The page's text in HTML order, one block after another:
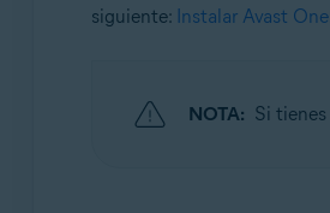
siguiente: Instalar Avast One
NOTA: Si